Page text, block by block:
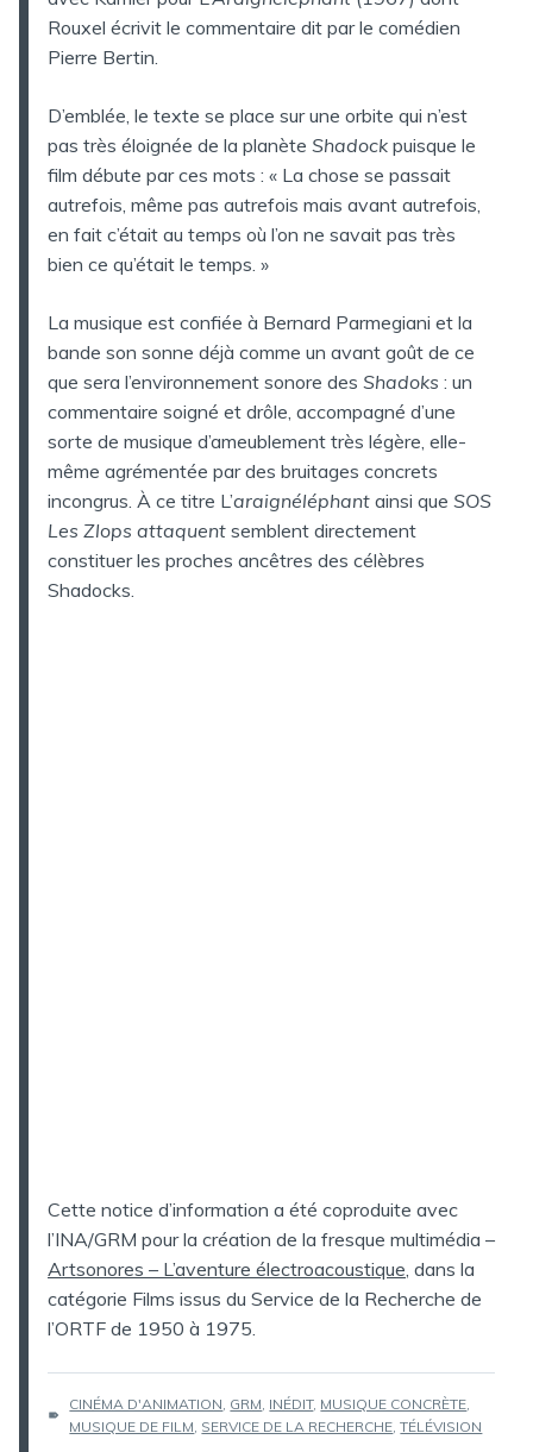
Rouxel écrivit le commentaire dit par le comédien
Pierre Bertin.
D’emblée, le texte se place sur une orbite qui n’est
pas très éloignée de la planète Shadock puisque le
film débute par ces mots : « La chose se passait
autrefois, même pas autrefois mais avant autrefois,
en fait c’était au temps où l’on ne savait pas très
bien ce qu’était le temps. »
La musique est confiée à Bernard Parmegiani et la
bande son sonne déjà comme un avant goût de ce
que sera l’environnement sonore des Shadoks : un
commentaire soigné et drôle, accompagné d’une
sorte de musique d’ameublement très légère, elle-
même agrémentée par des bruitages concrets
incongrus. À ce titre L’araignéléphant ainsi que SOS
Les Zlops attaquent semblent directement
constituer les proches ancêtres des célèbres
Shadocks.
Cette notice d’information a été coproduite avec
l’INA/GRM pour la création de la fresque multimédia –
Artsonores – L’aventure électroacoustique, dans la
catégorie Films issus du Service de la Recherche de
l’ORTF de 1950 à 1975.
ÉTIQUETTES :
CINÉMA D'ANIMATION, GRM, INÉDIT, MUSIQUE CONCRÈTE,
MUSIQUE DE FILM, SERVICE DE LA RECHERCHE,TÉLÉVISION